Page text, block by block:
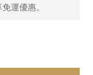
運優惠。